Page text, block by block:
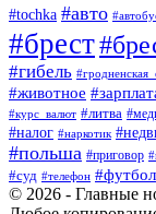
#tochka #авто
#брест
#гибель
#животное
#курс_валют #литва
#налог #наркотик
#польша #приговор
#суд #телефон #футбол
© 2026 - Главные